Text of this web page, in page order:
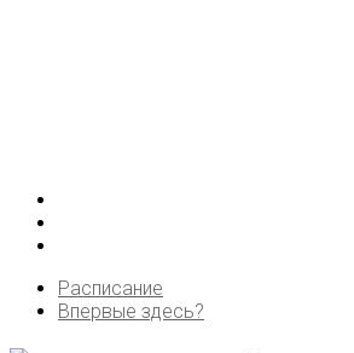
Расписание
Впервые здесь?